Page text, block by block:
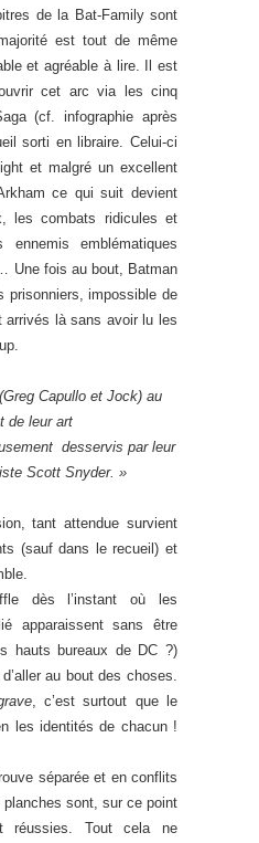
de la Bat-Family sont
est tout de même
et agréable à lire. Il est
cet arc via les cinq
(cf. infographie après
sorti en libraire. Celui-ci
et malgré un excellent
ce qui suit devient
les combats ridicules et
ennemis emblématiques
Une fois au bout, Batman
prisonniers, impossible de
là sans avoir lu les
Capullo et Jock) au
de leur art
desservis par leur
Scott Snyder. »
tant attendue survient
(sauf dans le recueil) et
dès l’instant où les
apparaissent sans être
hauts bureaux de DC ?)
au bout des choses.
, c’est surtout que le
les identités de chacun !
séparée et en conflits
sont, sur ce point
réussies. Tout cela ne